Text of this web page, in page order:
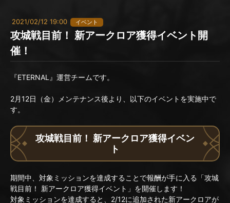
2021/02/12 19:00 イベント
攻城戦目前！ 新アークロア獲得イベント開
催！
『ETERNAL』運営チームです。
2月12日（金）メンテナンス後より、以下のイベントを実施中で
す。
攻城戦目前！ 新アークロア獲得イベン
ト
期間中、対象ミッションを達成することで報酬が手に入る「攻城
戦目前！ 新アークロア獲得イベント」を開催します！
対象ミッションを達成すると、2/12に追加された新アークロアが